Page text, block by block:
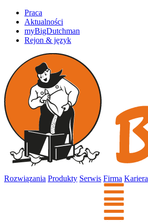
Praca
Aktualności
myBigDutchman
Rejon & język
Rozwiązania Produkty Serwis Firma Kariera